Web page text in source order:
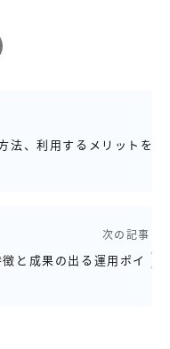
法、利用するメリットを
次の記事
と成果の出る運用ポイ